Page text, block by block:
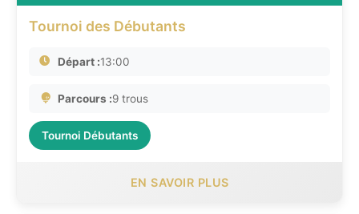
Tournoi des Débutants
Départ :13:00
Parcours :9 trous
Tournoi Débutants
EN SAVOIR PLUS